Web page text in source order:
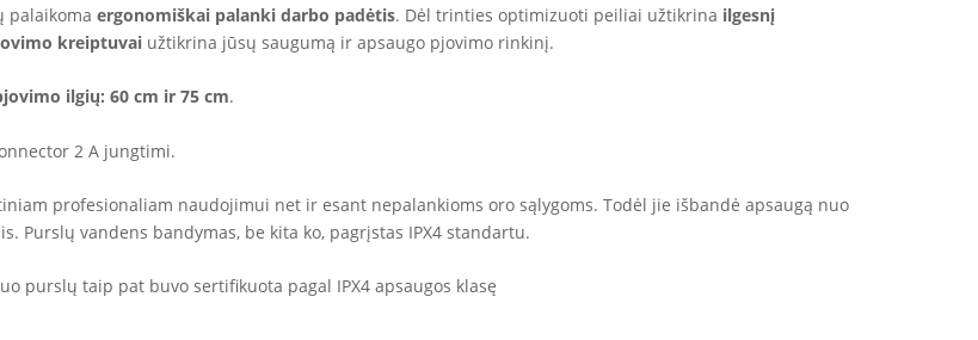
palaikoma ergonomiškai palanki darbo padėtis. Dėl trinties optimizuoti peiliai užtikrina ilgesnį
kreiptuvai užtikrina jūsų saugumą ir apsaugo pjovimo rinkinį.
ilgių: 60 cm ir 75 cm.
2 A jungtimi.
profesionaliam naudojimui net ir esant nepalankioms oro sąlygoms. Todėl jie išbandė apsaugą nuo
Purslų vandens bandymas, be kita ko, pagrįstas IPX4 standartu.
purslų taip pat buvo sertifikuota pagal IPX4 apsaugos klasę